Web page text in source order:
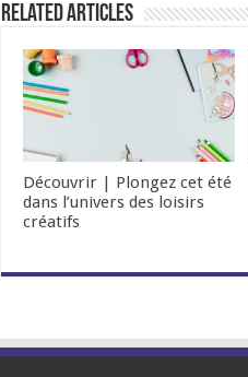
Related Articles
Découvrir | Plongez cet été
dans l’univers des loisirs
créatifs